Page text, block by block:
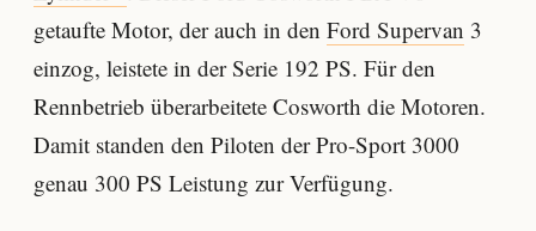
getaufte Motor, der auch in den Ford Supervan 3
einzog, leistete in der Serie 192 PS. Für den
Rennbetrieb überarbeitete Cosworth die Motoren.
Damit standen den Piloten der Pro-Sport 3000
genau 300 PS Leistung zur Verfügung.